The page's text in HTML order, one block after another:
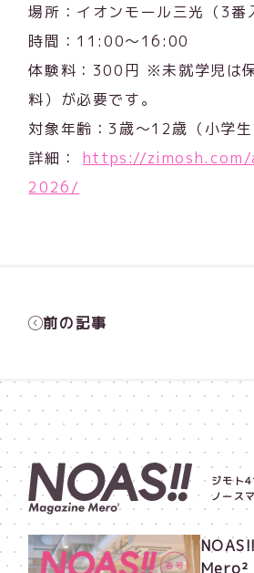
場所：イオンモール三光（3番
時間：11:00〜16:00
体験料：300円 ※未就学児は
料）が必要です。
対象年齢：3歳〜12歳（小学生
詳細： https://zimosh.com/
2026/
前の記事
ジモト
ノース